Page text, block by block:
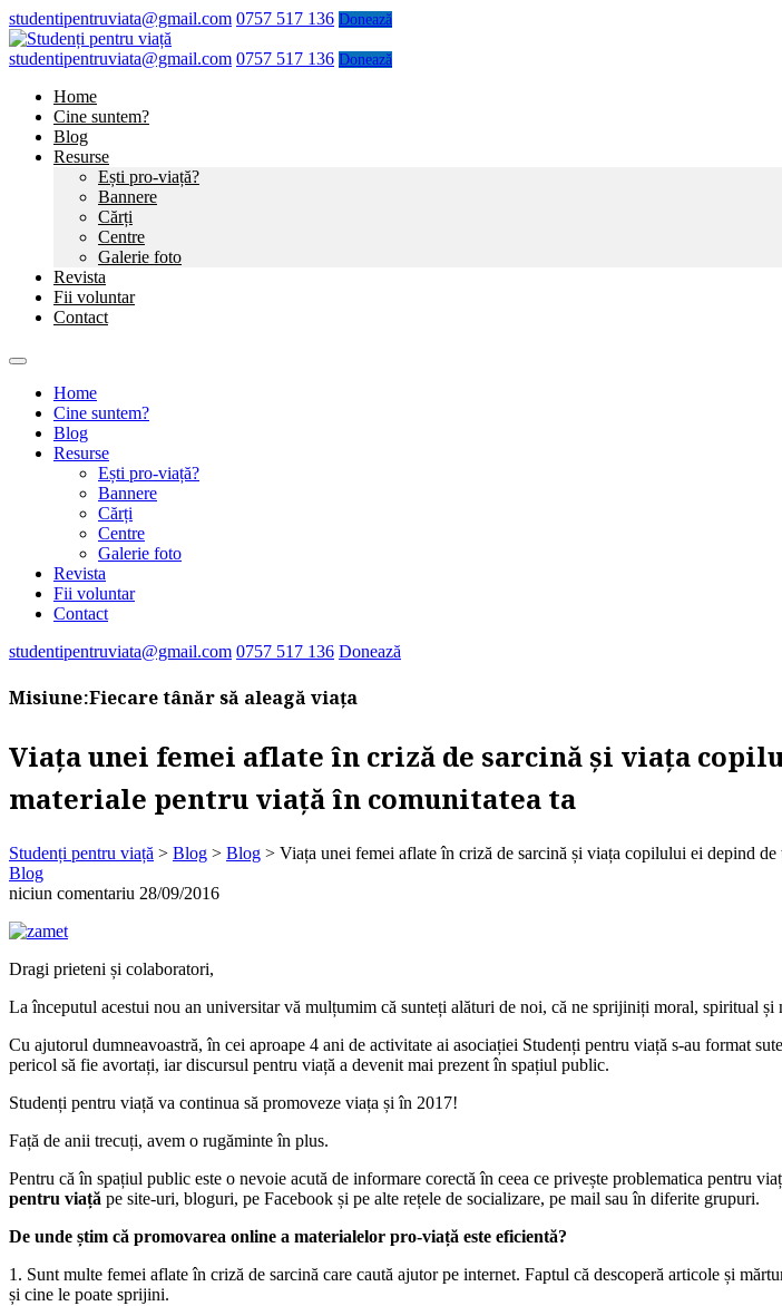
studentipentruviata@gmail.com 0757 517 136 Donează
studentipentruviata@gmail.com 0757 517 136 Donează
Home
Cine suntem?
Blog
Resurse
Ești pro-viață?
Bannere
Cărți
Centre
Galerie foto
Revista
Fii voluntar
Contact
Home
Cine suntem?
Blog
Resurse
Ești pro-viață?
Bannere
Cărți
Centre
Galerie foto
Revista
Fii voluntar
Contact
studentipentruviata@gmail.com 0757 517 136 Donează
Misiune:Fiecare tânăr să aleagă viața
Viața unei femei aflate în criză de sarcină și viața
materiale pentru viață în comunitatea ta
Studenți pentru viață > Blog > Blog > Viața unei femei aflate în criză de sarcină și viața copilului ei depind
Blog
niciun comentariu 28/09/2016
Dragi prieteni și colaboratori,
La începutul acestui nou an universitar vă mulțumim că sunteți alături de noi, că ne sprijiniți moral, spiritual
Cu ajutorul dumneavoastră, în cei aproape 4 ani de activitate ai asociației Studenți pentru viață s-au format
pericol să fie avortați, iar discursul pentru viață a devenit mai prezent în spațiul public.
Studenți pentru viață va continua să promoveze viața și în 2017!
Față de anii trecuți, avem o rugăminte în plus.
Pentru că în spațiul public este o nevoie acută de informare corectă în ceea ce privește problematica pentru
pentru viață pe site-uri, bloguri, pe Facebook și pe alte rețele de socializare, pe mail sau în diferite grupuri.
De unde știm că promovarea online a materialelor pro-viață este eficientă?
1. Sunt multe femei aflate în criză de sarcină care caută ajutor pe internet. Faptul că descoperă articole și
și cine le poate sprijini.